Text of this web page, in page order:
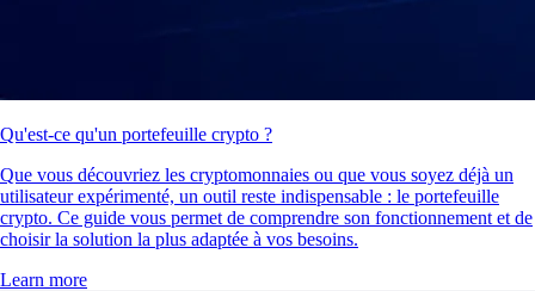
Qu'est-ce qu'un portefeuille crypto ?
Que vous découvriez les cryptomonnaies ou que vous soyez déjà un
utilisateur expérimenté, un outil reste indispensable : le portefeuille
crypto. Ce guide vous permet de comprendre son fonctionnement et de
choisir la solution la plus adaptée à vos besoins.
Learn more